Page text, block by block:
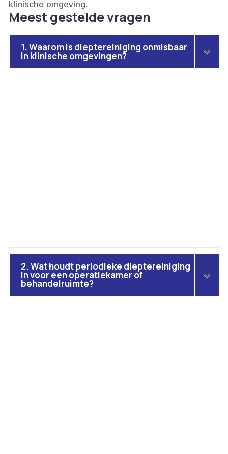
klinische omgeving.​
Meest gestelde vragen
1. Waarom is dieptereiniging onmisbaar
in klinische omgevingen?
2. Wat houdt periodieke dieptereiniging
in voor een operatiekamer of
behandelruimte?